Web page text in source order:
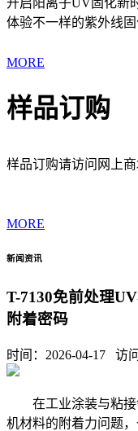
体验不一样的紫外线
MORE
样品订购
样品订购请访问网上
MORE
新闻资讯
T-7130免前处理
附着密码
时间：2026-04-17 访
在工业涂装与粘
机材料的附着力问题